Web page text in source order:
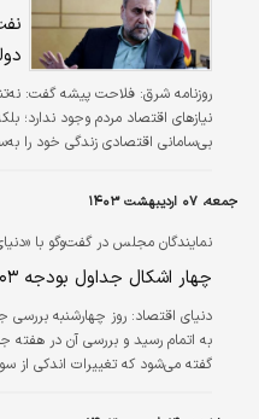
روزنامه شرق: فلاحت پیشه گفت:
نیازهای اقتصاد مردم وجود ندارد؛
بی‌سامانی اقتصادی زندگی خود را
جمعه، ۰۷ اردیبهشت ۱۴۰۳
نمایندگان مجلس در گفت‌وگو با «دنیای اقتصاد» مطرح کردند
چهار اشکال جداول بودجه ۱۴۰۳
دنیای اقتصاد:
به اتمام رسید و بررسی آن در هفته
گفته می‌شود که تغییرات اندکی
عمده دارد و انتقادات جدی بر آن وارد